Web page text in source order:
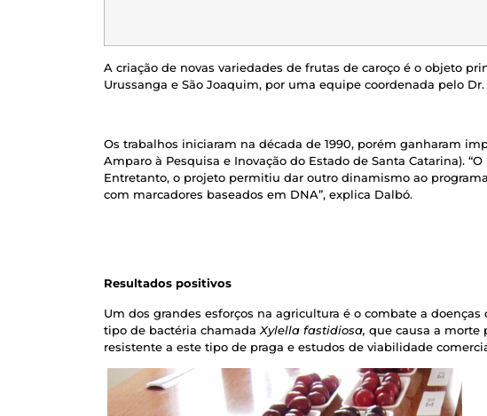
A criação de novas variedades de frutas de caroço é o objeto
Urussanga e São Joaquim, por uma equipe coordenada pelo
Os trabalhos iniciaram na década de 1990, porém ganharam
Amparo à Pesquisa e Inovação do Estado de Santa Catarina).
Entretanto, o projeto permitiu dar outro dinamismo ao
com marcadores baseados em DNA”, explica Dalbó.
Resultados positivos
Um dos grandes esforços na agricultura é o combate a
tipo de bactéria chamada Xylella fastidiosa, que causa a morte
resistente a este tipo de praga e estudos de viabilidade